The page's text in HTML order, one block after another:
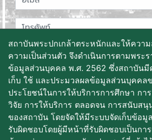
บันทึกข้อมูล
สถาบันพระปกเกล้าตระหนักและให้ควา
ความเป็นส่วนตัว จึงดำเนินการตามพร
ข้อมูลส่วนบุคคล พ.ศ. 2562 ซึ่งสถาบันมี
เก็บ ใช้ และประมวลผลข้อมูลส่วนบุคคล
ประโยชน์ในการให้บริการการศึกษา กา
วิจัย การให้บริการ ตลอดจน การสนับส
ของสถาบัน โดยจัดให้มีระบบจัดเก็บข้อ
รับผิดชอบโดยผู้มีหน้าที่รับผิดชอบเป็นกา